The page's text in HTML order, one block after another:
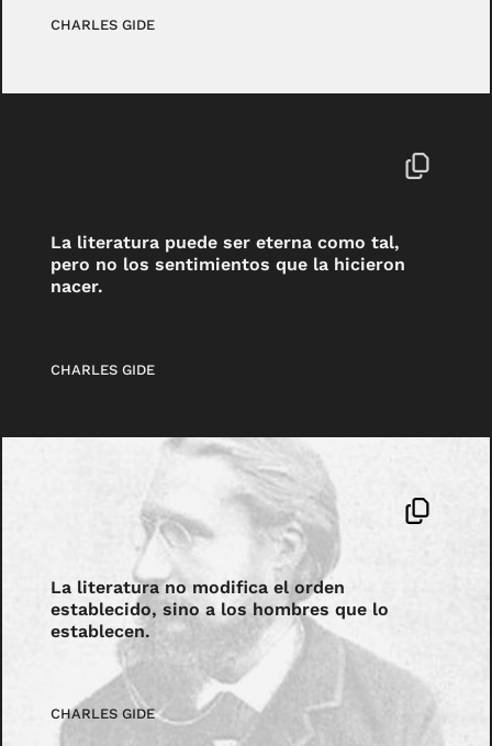
CHARLES GIDE
La literatura puede ser eterna como tal,
pero no los sentimientos que la hicieron
nacer.
CHARLES GIDE
La literatura no modifica el orden
establecido, sino a los hombres que lo
establecen.
CHARLES GIDE